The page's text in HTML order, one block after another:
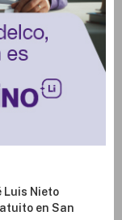
Luis Nieto
en San